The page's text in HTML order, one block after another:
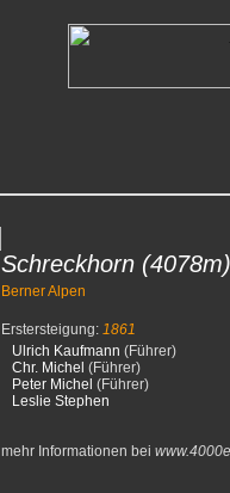
Schreckhorn (4078m)
Berner Alpen
Erstersteigung: 1861
Ulrich Kaufmann (Führer)
Chr. Michel (Führer)
Peter Michel (Führer)
Leslie Stephen
mehr Informationen bei